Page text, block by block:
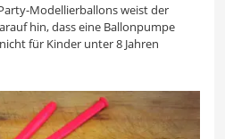
Modellierballons weist der
hin, dass eine Ballonpumpe
für Kinder unter 8 Jahren